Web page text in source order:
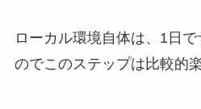
ローカル環境自体は、1日
のでこのステップは比較的